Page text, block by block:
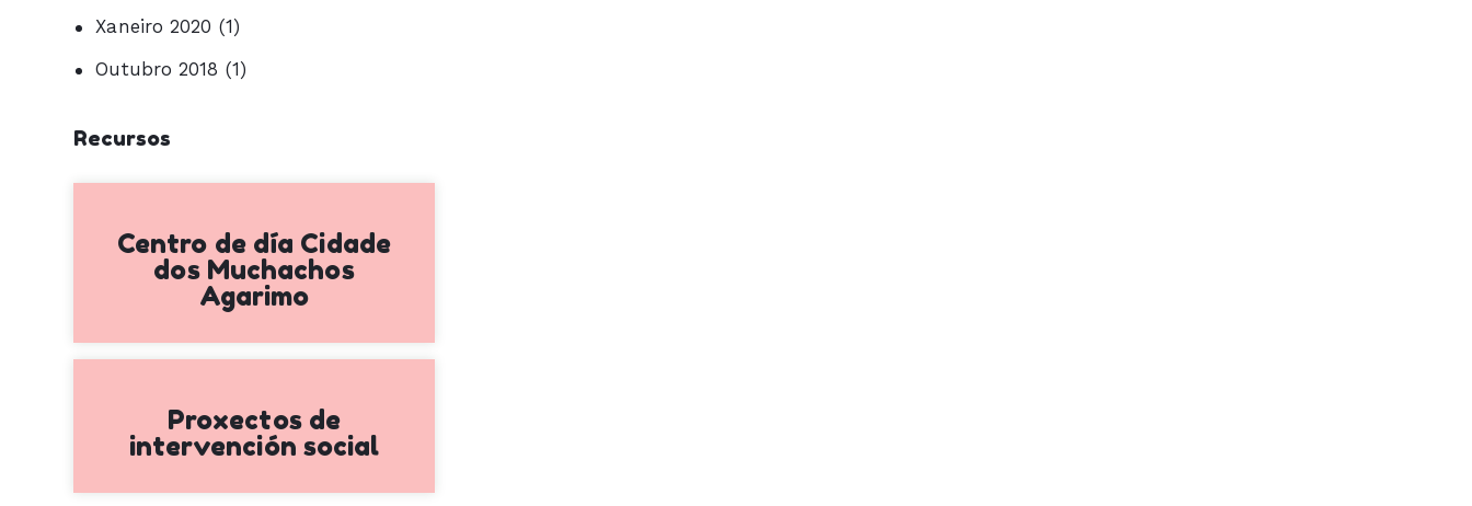
Xaneiro 2020 (1)
Outubro 2018 (1)
Recursos
Centro de día Cidade
dos Muchachos
Agarimo
Proxectos de
intervención social